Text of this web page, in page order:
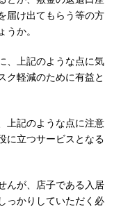
届け出てもらう等の方
か。
、上記のような点に気
ク軽減のために有益と
上記のような点に注意
に立つサービスとなる
んが、店子である入居
っかりしていただく必